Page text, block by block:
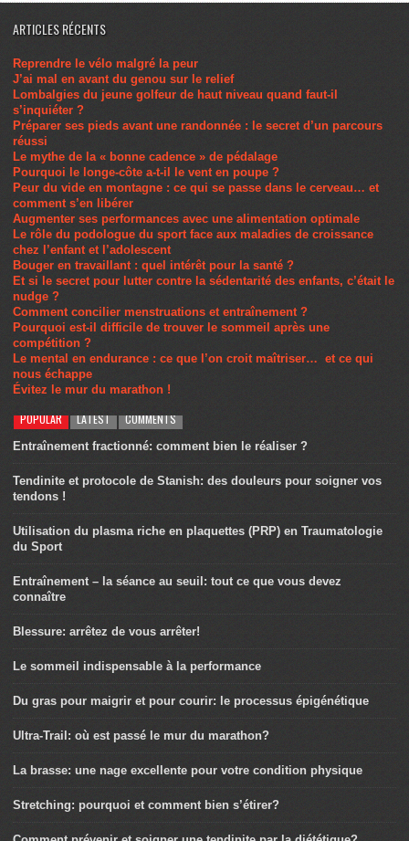
ARTICLES RÉCENTS
Reprendre le vélo malgré la peur
J’ai mal en avant du genou sur le relief
Lombalgies du jeune golfeur de haut niveau quand faut-il
s’inquiéter ?
Préparer ses pieds avant une randonnée : le secret d’un parcours
réussi
Le mythe de la « bonne cadence » de pédalage
Pourquoi le longe-côte a-t-il le vent en poupe ?
Peur du vide en montagne : ce qui se passe dans le cerveau… et
comment s’en libérer
Augmenter ses performances avec une alimentation optimale
Le rôle du podologue du sport face aux maladies de croissance
chez l’enfant et l’adolescent
Bouger en travaillant : quel intérêt pour la santé ?
Et si le secret pour lutter contre la sédentarité des enfants, c’était le
nudge ?
Comment concilier menstruations et entraînement ?
Pourquoi est-il difficile de trouver le sommeil après une
compétition ?
Le mental en endurance : ce que l’on croit maîtriser… et ce qui
nous échappe
Évitez le mur du marathon !
POPULAR LATEST COMMENTS
Entraînement fractionné: comment bien le réaliser ?
Tendinite et protocole de Stanish: des douleurs pour soigner vos
tendons !
Utilisation du plasma riche en plaquettes (PRP) en Traumatologie
du Sport
Entraînement – la séance au seuil: tout ce que vous devez
connaître
Blessure: arrêtez de vous arrêter!
Le sommeil indispensable à la performance
Du gras pour maigrir et pour courir: le processus épigénétique
Ultra-Trail: où est passé le mur du marathon?
La brasse: une nage excellente pour votre condition physique
Stretching: pourquoi et comment bien s’étirer?